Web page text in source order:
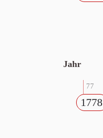
Jahr
77
1778